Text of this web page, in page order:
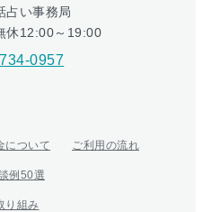
占い事務局
休12:00～19:00
0957
について ご利用の流れ
例50選
り組み